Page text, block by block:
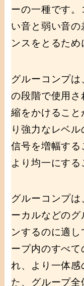
ーの一種です
い音と弱い音の
ンスをとるため
グルーコンプ
の段階で使用
縮をかけること
り強力なレベ
信号を増幅する
より均一にする
グルーコンプ
ーカルなどのグ
ンするのに適
ープ内のすべて
れ、より一体感
た、グループ